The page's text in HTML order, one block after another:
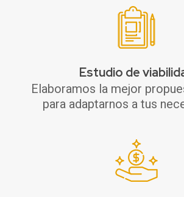
Estudio de
Elaboramos la mejor
para adaptarnos a tus